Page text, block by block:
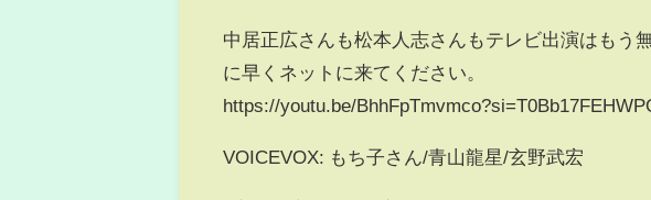
中居正広さんも松本人志さんもテレビ出演はもう
に早くネットに来てください。
https://youtu.be/
VOICEVOX: もち子さん/青山龍星/玄野武宏